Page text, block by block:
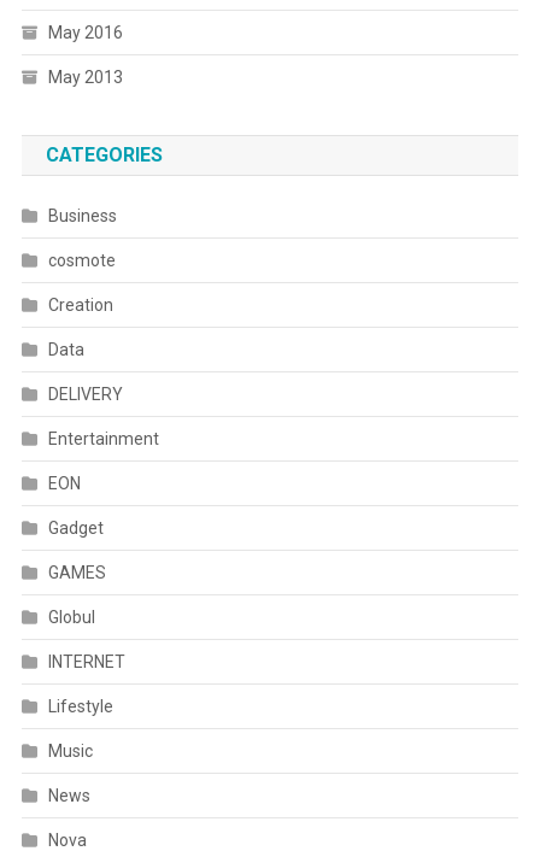
May 2016
May 2013
CATEGORIES
Business
cosmote
Creation
Data
DELIVERY
Entertainment
EON
Gadget
GAMES
Globul
INTERNET
Lifestyle
Music
News
Nova